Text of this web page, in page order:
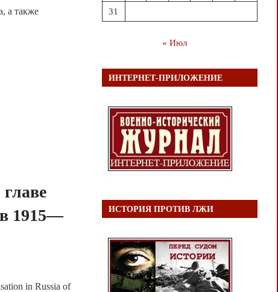
а также
в 1915—
in Russia of
31
« Июл
ИНТЕРНЕТ-ПРИЛОЖЕНИЕ
ИСТОРИЯ ПРОТИВ ЛЖИ